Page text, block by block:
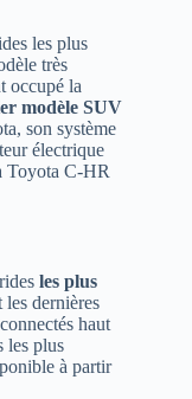
les plus
très
occupé la
modèle SUV
son système
électrique
Toyota C-HR
les plus
dernières
haut
les plus
à partir